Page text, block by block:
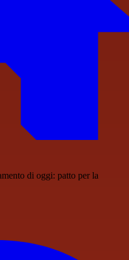
di oggi: patto per la